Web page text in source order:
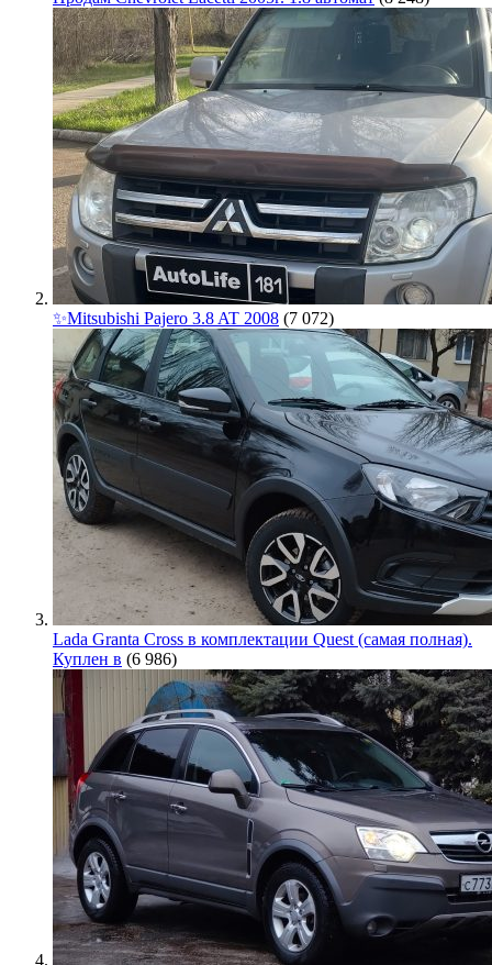
✨Mitsubishi Pajero 3.8 AT 2008 (7 072)
Lada Granta Cross в комплектации Quest (самая полная).
Куплен в (6 986)